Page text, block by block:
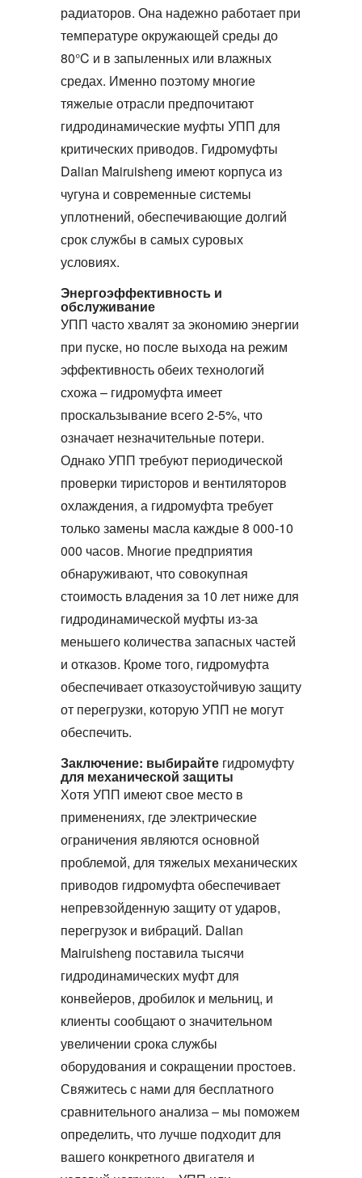
радиаторов. Она надежно работает при
температуре окружающей среды до
80°C и в запыленных или влажных
средах. Именно поэтому многие
тяжелые отрасли предпочитают
гидродинамические муфты УПП для
критических приводов. Гидромуфты
Dalian Mairuisheng имеют корпуса из
чугуна и современные системы
уплотнений, обеспечивающие долгий
срок службы в самых суровых
условиях.
Энергоэффективность и
обслуживание
УПП часто хвалят за экономию энергии
при пуске, но после выхода на режим
эффективность обеих технологий
схожа – гидромуфтаимеет
проскальзывание всего 2‑5%, что
означает незначительные потери.
Однако УПП требуют периодической
проверки тиристоров и вентиляторов
охлаждения, а гидромуфтатребует
только замены масла каждые 8 000‑10
000 часов. Многие предприятия
обнаруживают, что совокупная
стоимость владения за 10 лет ниже для
гидродинамической муфты из-за
меньшего количества запасных частей
и отказов. Кроме того, гидромуфта
обеспечивает отказоустойчивую защиту
от перегрузки, которую УПП не могут
обеспечить.
Заключение: выбирайте гидромуфту
для механической защиты
Хотя УПП имеют свое место в
применениях, где электрические
ограничения являются основной
проблемой, для тяжелых механических
приводов гидромуфтаобеспечивает
непревзойденную защиту от ударов,
перегрузок и вибраций. Dalian
Mairuisheng поставила тысячи
гидродинамических муфтдля
конвейеров, дробилок и мельниц, и
клиенты сообщают о значительном
увеличении срока службы
оборудования и сокращении простоев.
Свяжитесь с нами для бесплатного
сравнительного анализа – мы поможем
определить, что лучше подходит для
вашего конкретного двигателя и